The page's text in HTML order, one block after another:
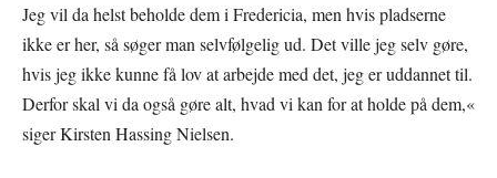
Jeg vil da helst beholde dem i Fredericia, men hvis pladserne
ikke er her, så søger man selvfølgelig ud. Det ville jeg selv gøre,
hvis jeg ikke kunne få lov at arbejde med det, jeg er uddannet til.
Derfor skal vi da også gøre alt, hvad vi kan for at holde på dem,«
siger Kirsten Hassing Nielsen.